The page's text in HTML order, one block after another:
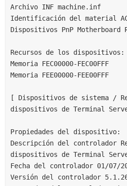
Archivo INF machine.inf
Identificación del material
Dispositivos PnP Motherboard
Recursos de los dispositivos:
Memoria FEC00000-FEC00FFF
Memoria FEE00000-FEE00FFF
[ Dispositivos de sistema /
dispositivos de Terminal
Propiedades del dispositivo:
Descripción del controlador
dispositivos de Terminal
Fecha del controlador 01/07/
Versión del controlador